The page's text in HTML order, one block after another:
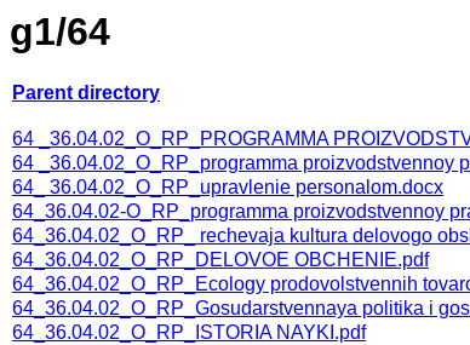
g1/64
Parent directory
64 _36.04.02_O_RP_PROGRAMMA
64 _36.04.02_О_RP_programma proizvodstvennoy
64_ 36.04.02_O_RP_upravlenie personalom.docx
64_36.04.02-О_RP_programma proizvodstvennoy
64_36.04.02_O_RP_ rechevaja kultura delovogo
64_36.04.02_O_RP_DELOVOE OBCHENIE.pdf
64_36.04.02_O_RP_Ecology prodovolstvennih
64_36.04.02_O_RP_Gosudarstvennaya politika i
64_36.04.02_O_RP_ISTORIA NAYKI.pdf